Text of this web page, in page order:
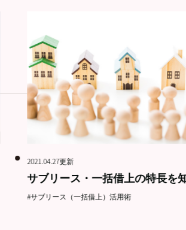
2021.04.27更新
サブリース・一括借上の特長を
#サブリース（一括借上）活用術